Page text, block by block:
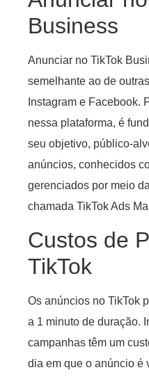
Business
Anunciar no TikTok
semelhante ao de
Instagram e Facebook.
nessa plataforma, é
seu objetivo, público-
anúncios, conhecidos
gerenciados por meio
chamada TikTok Ads
Custos de
TikTok
Os anúncios no TikTok
a 1 minuto de duração.
campanhas têm um
dia em que o anúncio é